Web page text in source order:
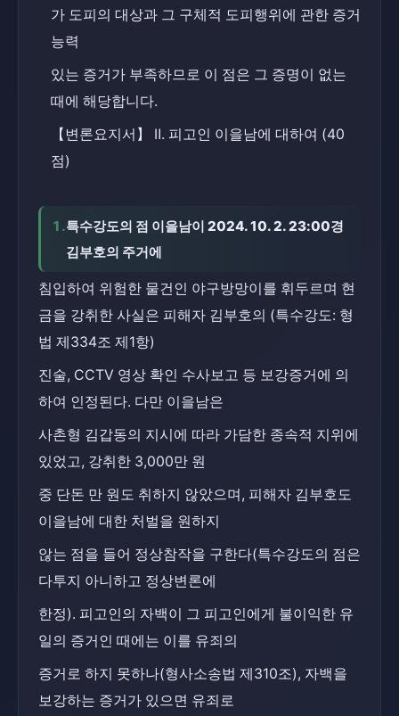
가 도피의 대상과 그 구체적 도피행위에 관한 증거
능력
있는 증거가 부족하므로 이 점은 그 증명이 없는
때에 해당합니다.
【변론요지서】 Ⅱ. 피고인 이을남에 대하여 (40
점)
1.특수강도의 점 이을남이 2024. 10. 2. 23:00경
김부호의 주거에
침입하여 위험한 물건인 야구방망이를 휘두르며 현
금을 강취한 사실은 피해자 김부호의 (특수강도: 형
법 제334조 제1항)
진술, CCTV 영상 확인 수사보고 등 보강증거에 의
하여 인정된다. 다만 이을남은
사촌형 김갑동의 지시에 따라 가담한 종속적 지위에
있었고, 강취한 3,000만 원
중 단돈 만 원도 취하지 않았으며, 피해자 김부호도
이을남에 대한 처벌을 원하지
않는 점을 들어 정상참작을 구한다(특수강도의 점은
다투지 아니하고 정상변론에
한정). 피고인의 자백이 그 피고인에게 불이익한 유
일의 증거인 때에는 이를 유죄의
증거로 하지 못하나(형사소송법 제310조), 자백을
보강하는 증거가 있으면 유죄로